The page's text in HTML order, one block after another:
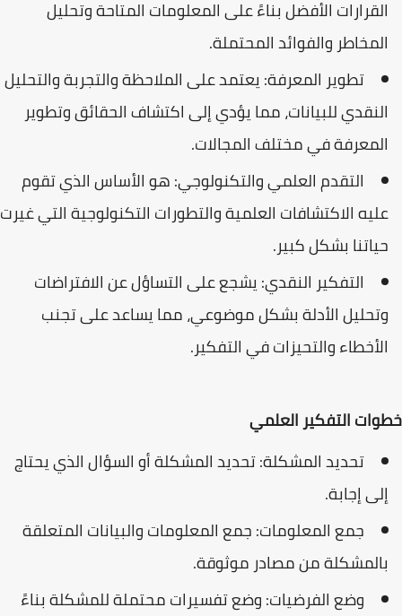
القرارات الأفضل بناءً على المعلومات المتاحة وتحليل
المخاطر والفوائد المحتملة.
تطوير المعرفة: يعتمد على الملاحظة والتجربة والتحليل
النقدي للبيانات، مما يؤدي إلى اكتشاف الحقائق وتطوير
المعرفة في مختلف المجالات.
التقدم العلمي والتكنولوجي: هو الأساس الذي تقوم
عليه الاكتشافات العلمية والتطورات التكنولوجية التي غيرت
حياتنا بشكل كبير.
التفكير النقدي: يشجع على التساؤل عن الافتراضات
وتحليل الأدلة بشكل موضوعي، مما يساعد على تجنب
الأخطاء والتحيزات في التفكير.
خطوات التفكير العلمي
تحديد المشكلة: تحديد المشكلة أو السؤال الذي يحتاج
إلى إجابة.
جمع المعلومات: جمع المعلومات والبيانات المتعلقة
بالمشكلة من مصادر موثوقة.
وضع الفرضيات: وضع تفسيرات محتملة للمشكلة بناءً